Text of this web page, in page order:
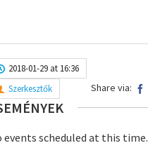
2018-01-29 at 16:36
Szerkesztők
Share via:
events scheduled at this time.